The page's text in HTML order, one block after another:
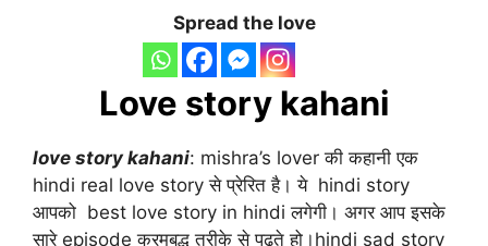
Spread the love
Love story kahani
love story kahani: mishra’s lover की कहानी एक
hindi real love story से प्रेरित है। ये hindi story
आपको best love story in hindi लगेगी। अगर आप इसके
सारे episode क्रमबद्ध तरीके से पढ़ते हो।hindi sad story